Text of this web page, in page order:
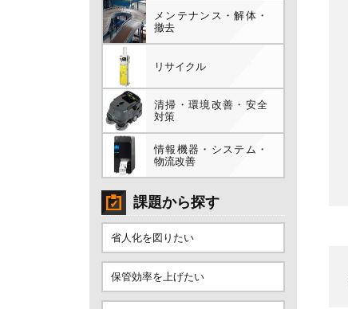
メンテナンス・解体・
撤去
リサイクル
清掃・環境改善・安全
対策
情報機器・システム・
物流改善
課題から探す
省人化を図りたい
保管効率を上げたい